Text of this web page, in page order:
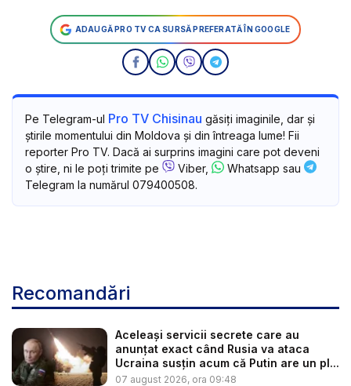
ADAUGĂ PRO TV CA SURSĂ PREFERATĂ ÎN GOOGLE
Pe Telegram-ul Pro TV Chisinau găsiți imaginile, dar și
știrile momentului din Moldova și din întreaga lume! Fii
reporter Pro TV. Dacă ai surprins imagini care pot deveni
o știre, ni le poți trimite pe
Viber,
Whatsapp sau
Telegram la numărul 079400508.
Recomandări
Aceleași servicii secrete care au
anunțat exact când Rusia va ataca
Ucraina susțin acum că Putin are un pl...
07 august 2026, ora 09:48